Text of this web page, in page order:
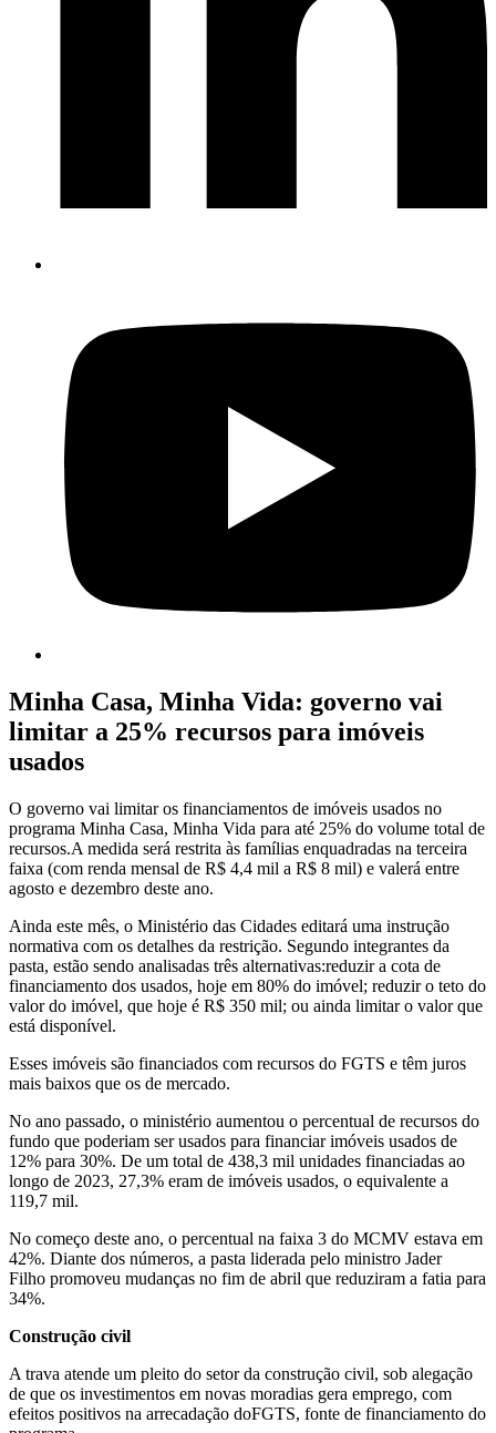
Minha Casa, Minha Vida: governo vai
limitar a 25% recursos para imóveis
usados
O governo vai limitar os financiamentos de imóveis usados no
programa Minha Casa, Minha Vida para até 25% do volume total de
recursos.A medida será restrita às famílias enquadradas na terceira
faixa (com renda mensal de R$ 4,4 mil a R$ 8 mil) e valerá entre
agosto e dezembro deste ano.
Ainda este mês, o Ministério das Cidades editará uma instrução
normativa com os detalhes da restrição. Segundo integrantes da
pasta, estão sendo analisadas três alternativas:reduzir a cota de
financiamento dos usados, hoje em 80% do imóvel; reduzir o teto do
valor do imóvel, que hoje é R$ 350 mil; ou ainda limitar o valor que
está disponível.
Esses imóveis são financiados com recursos do FGTS e têm juros
mais baixos que os de mercado.
No ano passado, o ministério aumentou o percentual de recursos do
fundo que poderiam ser usados para financiar imóveis usados de
12% para 30%. De um total de 438,3 mil unidades financiadas ao
longo de 2023, 27,3% eram de imóveis usados, o equivalente a
119,7 mil.
No começo deste ano, o percentual na faixa 3 do MCMV estava em
42%. Diante dos números, a pasta liderada pelo ministro Jader
Filho promoveu mudanças no fim de abril que reduziram a fatia para
34%.
Construção civil
A trava atende um pleito do setor da construção civil, sob alegação
de que os investimentos em novas moradias gera emprego, com
efeitos positivos na arrecadação doFGTS, fonte de financiamento do